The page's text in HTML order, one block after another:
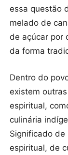
essa questão
melado de
de açúcar por
da forma
Dentro do
existem
espiritual,
culinária
Significado
espiritual, de